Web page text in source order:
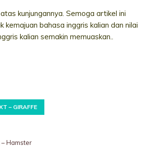
kunjungannya. Semoga artikel ini
kemajuan bahasa inggris kalian dan nilai
kalian semakin memuaskan..
– GIRAFFE
Hamster